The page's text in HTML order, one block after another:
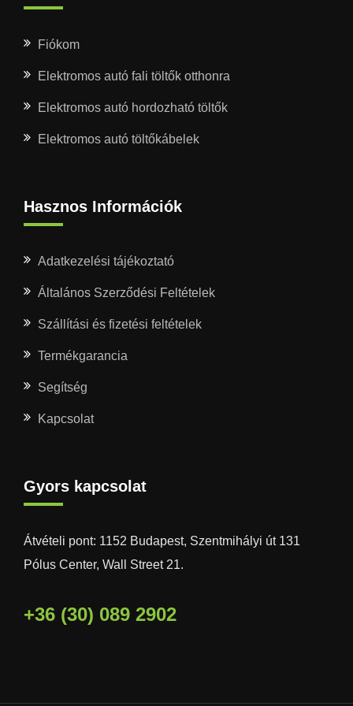
Fiókom
Elektromos autó fali töltők otthonra
Elektromos autó hordozható töltők
Elektromos autó töltőkábelek
Hasznos Információk
Adatkezelési tájékoztató
Általános Szerződési Feltételek
Szállítási és fizetési feltételek
Termékgarancia
Segítség
Kapcsolat
Gyors kapcsolat
Átvételi pont: 1152 Budapest, Szentmihályi út 131
Pólus Center, Wall Street 21.
+36 (30) 089 2902